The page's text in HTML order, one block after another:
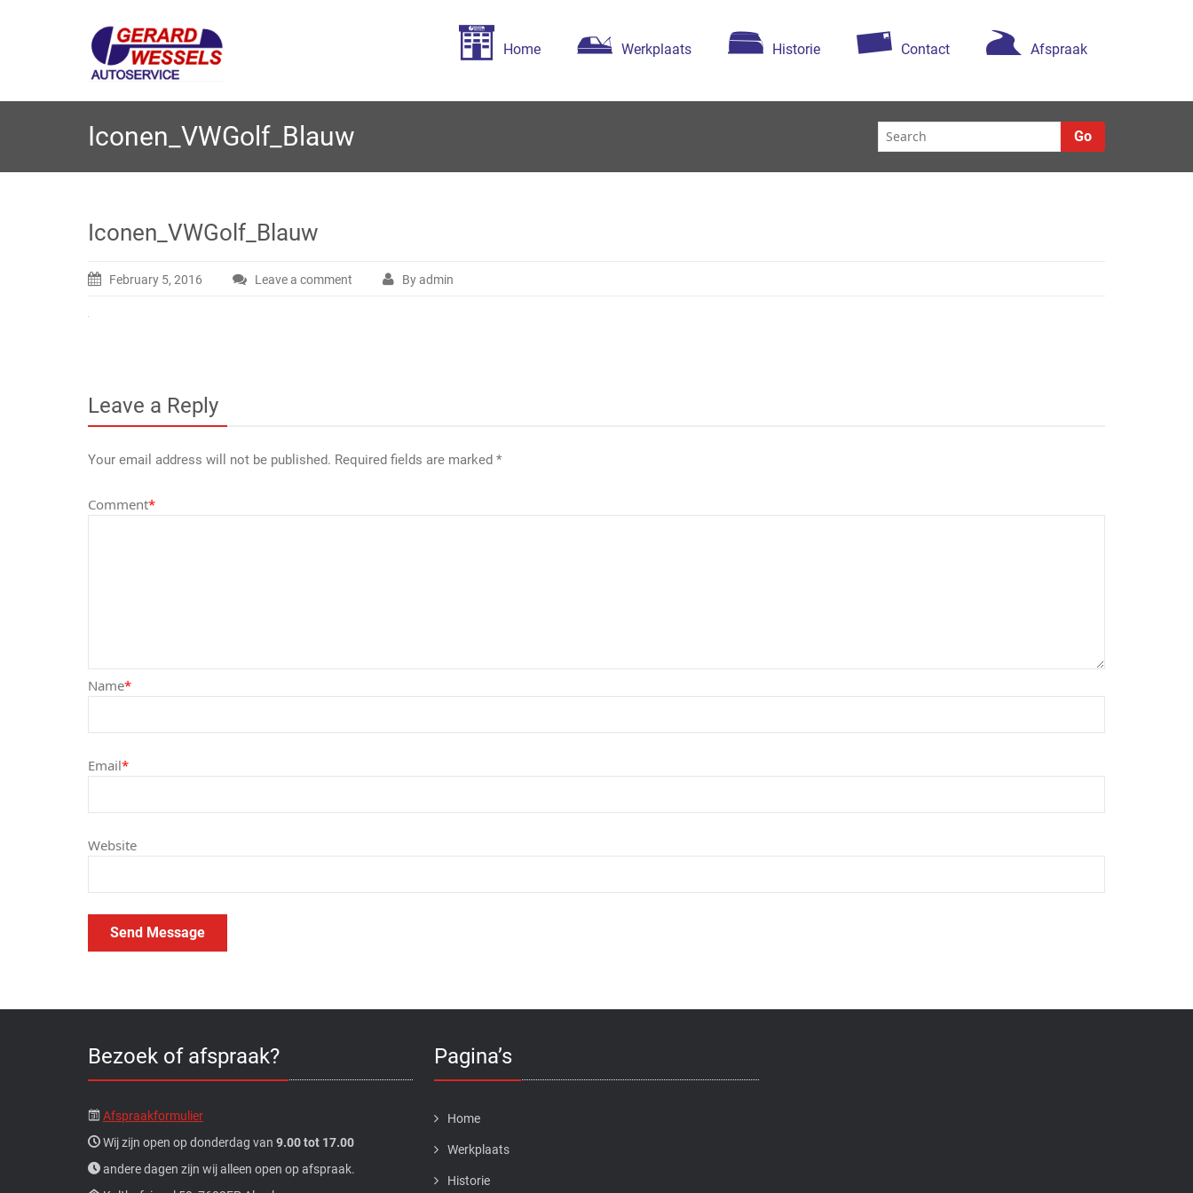
Home Werkplaats Historie Contact Afspraak
Iconen_VWGolf_Blauw Go
Iconen_VWGolf_Blauw
February 5, 2016 Leave a comment By admin
Leave a Reply
Your email address will not be published. Required fields are marked *
Comment*
Name*
Email*
Website
Bezoek of afspraak?
Afspraakformulier
Wij zijn open op donderdag van 9.00 tot 17.00
andere dagen zijn wij alleen open op afspraak.
Pagina’s
Home
Werkplaats
Historie